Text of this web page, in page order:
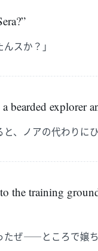
スか？」
bearded explorer
、ノアの代わりに
the training
たぜ――ところで嬢